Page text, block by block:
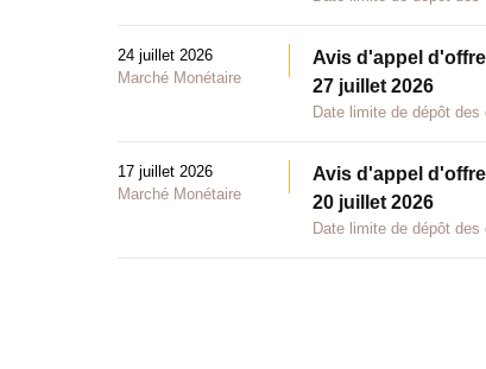
24 juillet 2026
Marché Monétaire
Avis d'appel
27 juillet 2026
Date limite de dépôt
17 juillet 2026
Marché Monétaire
Avis d'appel
20 juillet 2026
Date limite de dépôt